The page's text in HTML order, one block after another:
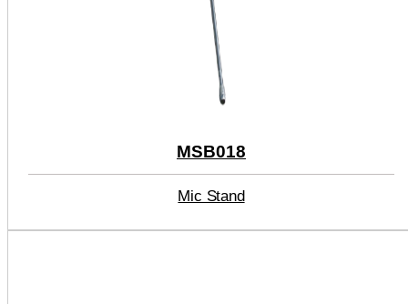
MSB018
Mic Stand